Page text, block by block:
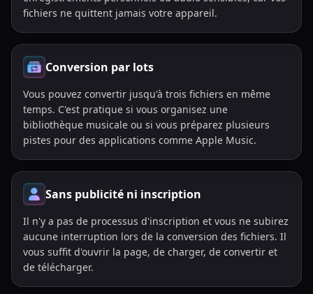
fichiers ne quittent jamais votre appareil.
Conversion par lots
Vous pouvez convertir jusqu'à trois fichiers en même
temps. C'est pratique si vous organisez une
bibliothèque musicale ou si vous préparez plusieurs
pistes pour des applications comme Apple Music.
Sans publicité ni inscription
Il n'y a pas de processus d'inscription et vous ne subirez
aucune interruption lors de la conversion des fichiers. Il
vous suffit d'ouvrir la page, de charger, de convertir et
de télécharger.